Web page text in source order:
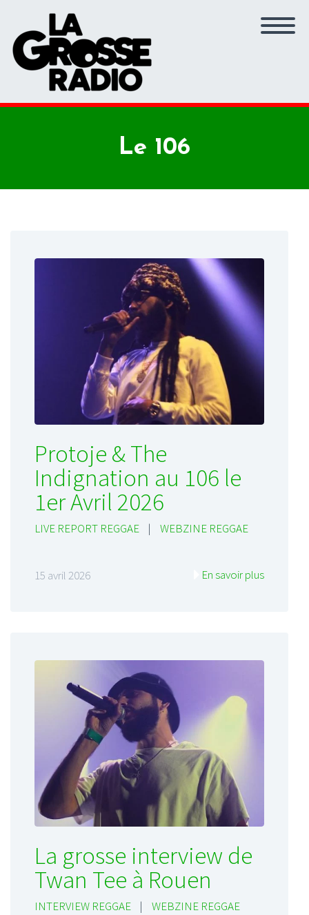
Le 106
Protoje & The
Indignation au 106 le
1er Avril 2026
LIVE REPORT REGGAE | WEBZINE REGGAE
15 avril 2026 En savoir plus
La grosse interview de
Twan Tee à Rouen
INTERVIEW REGGAE | WEBZINE REGGAE